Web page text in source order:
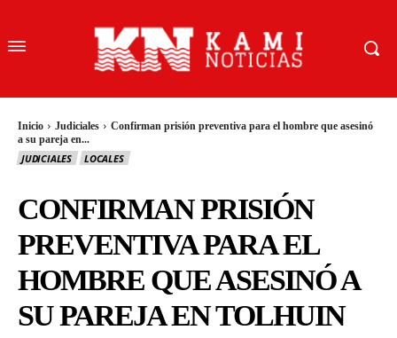
Inicio Judiciales
Confirman prisión preventiva para el hombre que asesinó
a su pareja en...
JUDICIALES LOCALES
CONFIRMAN PRISIÓN
PREVENTIVA PARA EL
HOMBRE QUE ASESINÓ A
SU PAREJA EN TOLHUIN